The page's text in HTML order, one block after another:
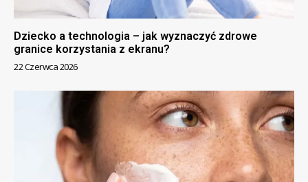
Dziecko a technologia – jak wyznaczyć zdrowe
granice korzystania z ekranu?
22 Czerwca 2026